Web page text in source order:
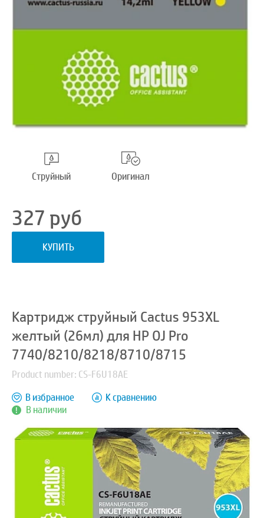
Струйный Оригинал
327 руб
КУПИТЬ
Картридж струйный Cactus 953XL
желтый (26мл) для HP OJ Pro
7740/8210/8218/8710/8715
Product number: CS-F6U18AE
В наличии
В избранное К сравнению